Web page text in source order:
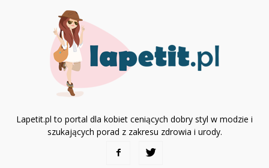
Lapetit.pl to portal dla kobiet ceniących dobry styl w modzie i
szukających porad z zakresu zdrowia i urody.